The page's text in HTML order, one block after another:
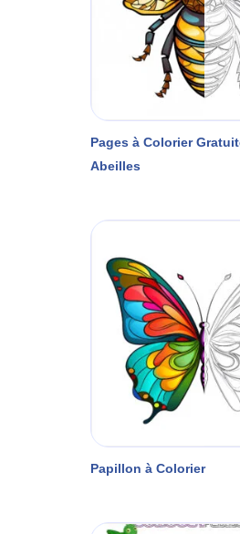
Pages à Colorier
Abeilles
Papillon à Colorier